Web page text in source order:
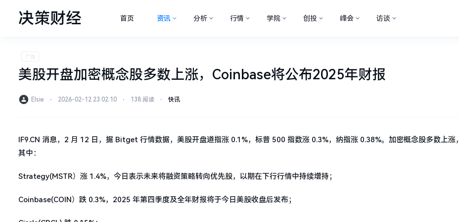
决策财经 首页 资讯 分析 行情 学院 创投 峰会 访谈
美股开盘加密概念股多数上涨，Coinbase将公布2025年财报
Elsie ⋅ 2026-02-12 23:02:10 ⋅ 138 阅读 ⋅ 快讯
IF9.CN 消息，2 月 12 日，据 Bitget 行情数据，美股开盘道指涨 0.1%，标普 500 指数涨 0.3%，纳指涨 0.38%。加密概念股多数上涨，
其中：
Strategy(MSTR）涨 1.4%，今日表示未来将融资策略转向优先股，以期在下行行情中持续增持；
Coinbase(COIN）跌 0.3%，2025 年第四季度及全年财报将于今日美股收盘后发布；